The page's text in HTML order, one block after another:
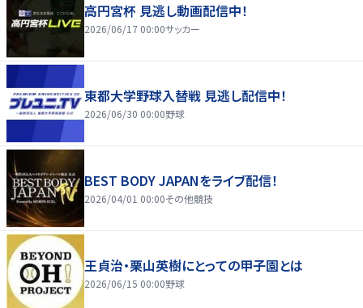
高円宮杯 見逃し動画配信中！
2026/06/17 00:00サッカー
東都大学野球入替戦 見逃し配信中！
2026/06/30 00:00野球
BEST BODY JAPANをライブ配信！
2026/04/01 00:00その他競技
王貞治・栗山英樹にとっての甲子園とは
2026/06/15 00:00野球